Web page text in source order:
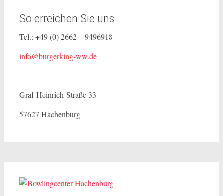
So erreichen Sie uns
Tel.: +49 (0) 2662 – 9496918
info@burgerking-ww.de
Graf-Heinrich-Straße 33
57627 Hachenburg